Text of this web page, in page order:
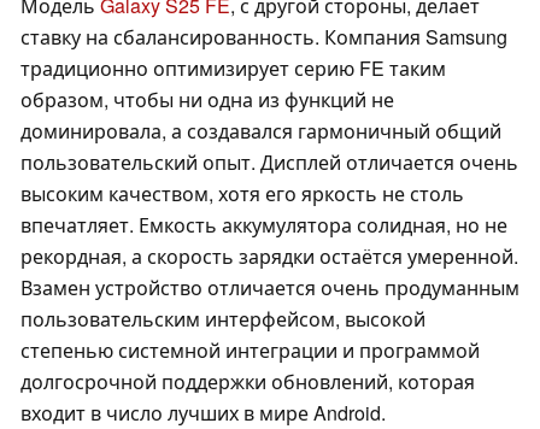
ставку на сбалансированность. Компания Samsung
традиционно оптимизирует серию FE таким
образом, чтобы ни одна из функций не
доминировала, а создавался гармоничный общий
пользовательский опыт. Дисплей отличается очень
высоким качеством, хотя его яркость не столь
впечатляет. Емкость аккумулятора солидная, но не
рекордная, а скорость зарядки остаётся умеренной.
Взамен устройство отличается очень продуманным
пользовательским интерфейсом, высокой
степенью системной интеграции и программой
долгосрочной поддержки обновлений, которая
входит в число лучших в мире Android.